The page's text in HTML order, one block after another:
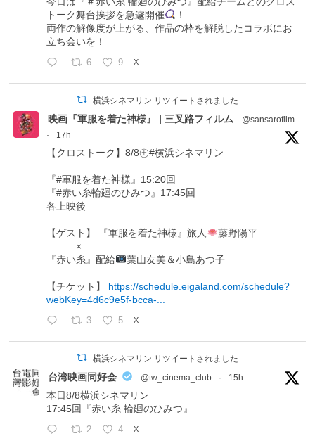
トーク舞台挨拶を急遽開催
！
両作の解像度が上がる、作品の枠を解脱したコラボにお
立ち会いを！
6 9 X
横浜シネマリン リツイートされました
映画『軍服を着た神様』 | 三叉路フィルム
@sansarofilm
·
17h
【クロストーク】8/8㊏#横浜シネマリン
『#軍服を着た神様』15:20回
『#赤い糸輪廻のひみつ』17:45回
各上映後
【ゲスト】 『軍服を着た神様』旅人
藤野陽平
×
『赤い糸』配給
葉山友美＆小島あつ子
【チケット】 https://schedule.eigaland.com/schedule?
webKey=4d6c9e5f-bcca-...
3 5 X
横浜シネマリン リツイートされました
台湾映画同好会 @tw_cinema_club · 15h
本日8/8横浜シネマリン
17:45回『赤い糸 輪廻のひみつ』
2 4 X